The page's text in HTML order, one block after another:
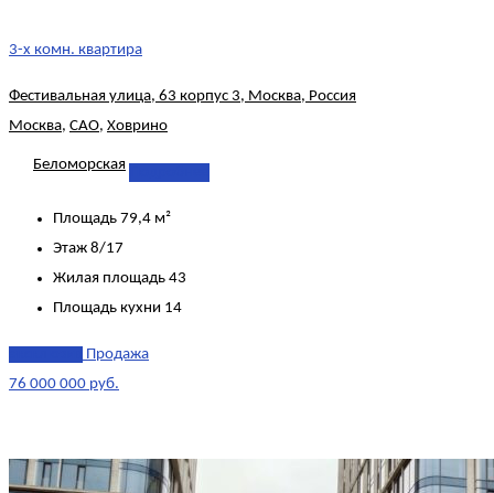
3-х комн. квартира
Фестивальная улица, 63 корпус 3, Москва, Россия
Москва, САО, Ховрино
Беломорская
Площадь 79,4 м²
Этаж 8/17
Жилая площадь 43
Площадь кухни 14
Продажа
76 000 000 руб.